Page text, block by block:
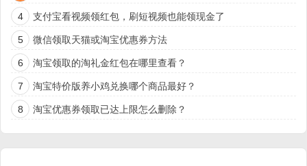
4 支付宝看视频领红包，刷短视频也能领现金了
5 微信领取天猫或淘宝优惠券方法
6 淘宝领取的淘礼金红包在哪里查看？
7 淘宝特价版养小鸡兑换哪个商品最好？
8 淘宝优惠券领取已达上限怎么删除？